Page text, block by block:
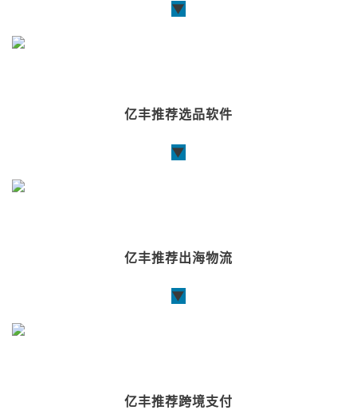
▼
亿丰推荐选品软件
▼
亿丰推荐出海物流
▼
亿丰推荐跨境支付